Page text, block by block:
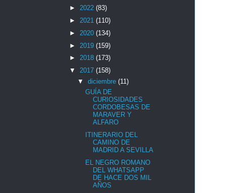
► 2022 (83)
► 2021 (110)
► 2020 (134)
► 2019 (159)
► 2018 (173)
▼ 2017 (158)
▼ diciembre (11)
GUÍA DE
CURIOSIDADES
CORDOBESAS DE
MARAVER Y
ALFARO
ITINERARIO DEL
CAMINO DE
MADRID A SEVILLA
EL NEGRO ROMANO
DEL WHATSAPP
DE HACE DOS MIL
AÑOS